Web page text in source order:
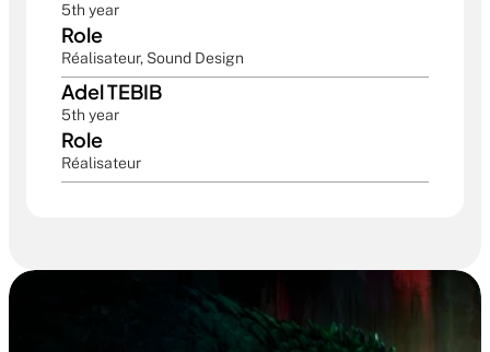
5th year
Role
Réalisateur, Sound Design
Adel TEBIB
5th year
Role
Réalisateur